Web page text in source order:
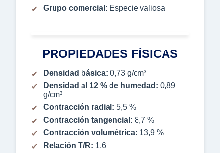
Grupo comercial: Especie valiosa
PROPIEDADES FÍSICAS
Densidad básica: 0,73 g/cm³
Densidad al 12 % de humedad: 0,89
g/cm³
Contracción radial: 5,5 %
Contracción tangencial: 8,7 %
Contracción volumétrica: 13,9 %
Relación T/R: 1,6